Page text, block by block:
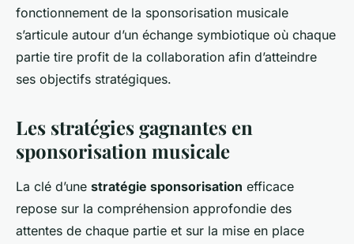
fonctionnement de la sponsorisation musicale
s’articule autour d’un échange symbiotique où chaque
partie tire profit de la collaboration afin d’atteindre
ses objectifs stratégiques.
Les stratégies gagnantes en
sponsorisation musicale
La clé d’une stratégie sponsorisation efficace
repose sur la compréhension approfondie des
attentes de chaque partie et sur la mise en place